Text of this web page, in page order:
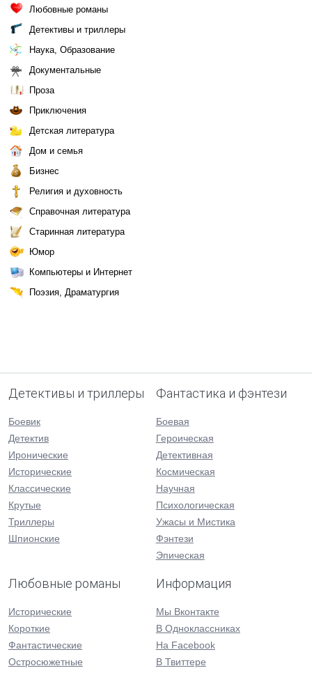
Любовные романы
Детективы и триллеры
Наука, Образование
Документальные
Проза
Приключения
Детская литература
Дом и семья
Бизнес
Религия и духовность
Справочная литература
Старинная литература
Юмор
Компьютеры и Интернет
Поэзия, Драматургия
Детективы и триллеры
Боевик
Детектив
Иронические
Исторические
Классические
Крутые
Триллеры
Шпионские
Фантастика и фэнтези
Боевая
Героическая
Детективная
Космическая
Научная
Психологическая
Ужасы и Мистика
Фэнтези
Эпическая
Любовные романы
Исторические
Короткие
Фантастические
Остросюжетные
Информация
Мы Вконтакте
В Одноклассниках
На Facebook
В Твиттере